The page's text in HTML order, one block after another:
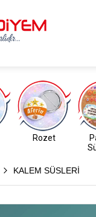
Rozet
KALEM SÜSLERİ